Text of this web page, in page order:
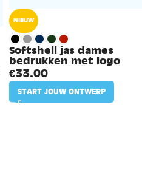
NIEUW
Softshell jas dames
bedrukken met logo
€33.00
START JOUW ONTWERP